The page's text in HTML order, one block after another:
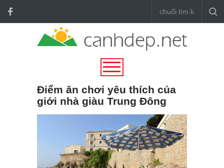
Điểm ăn chơi yêu thích của
giới nhà giàu Trung Đông